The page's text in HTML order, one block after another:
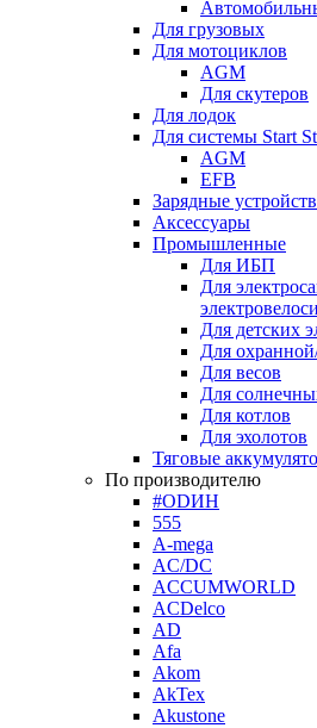
Для грузовых
Для мотоциклов
AGM
Для скутеров
Для лодок
Для системы Start
AGM
EFB
Зарядные
Аксессуары
Промышленные
Для ИБП
Для
Для детских
Для
Для весов
Для
Для котлов
Для эхолотов
Тяговые
По производителю
#ODИН
555
A-mega
AC/DC
ACCUMWORLD
ACDelco
AD
Afa
Akom
AkTex
Akustone